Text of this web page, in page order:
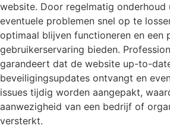
website. Door regelmatig onderhoud
eventuele problemen snel op te
optimaal blijven functioneren en een
gebruikerservaring bieden.
garandeert dat de website up-to-
beveiligingsupdates ontvangt en
issues tijdig worden aangepakt,
aanwezigheid van een bedrijf of
versterkt.